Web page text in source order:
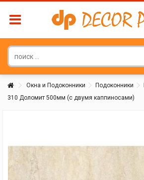
Окна и Подоконники Подоконники
310 Доломит 500мм (с двумя каппиносами)